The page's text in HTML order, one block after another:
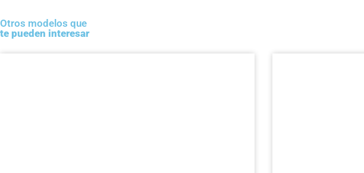
Otros modelos que
te pueden interesar